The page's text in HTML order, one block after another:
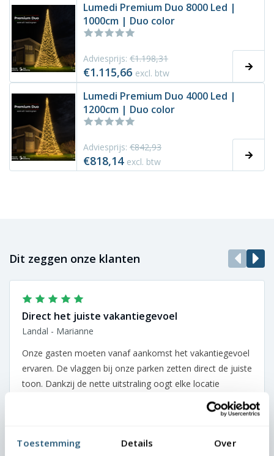
Toestemming Details Over
Lumedi Premium Duo 8000 Led |
1000cm | Duo color
Adviesprijs: €1.198,31
€1.115,66 excl. btw
Lumedi Premium Duo 4000 Led |
1200cm | Duo color
Adviesprijs: €842,93
€818,14 excl. btw
Dit zeggen onze klanten
Direct het juiste vakantiegevoel
Landal - Marianne
Onze gasten moeten vanaf aankomst het vakantiegevoel
ervaren. De vlaggen bij onze parken zetten direct de juiste
toon. Dankzij de nette uitstraling oogt elke locatie
verzorgd en uitnodigend. We zijn zeer tevreden over de